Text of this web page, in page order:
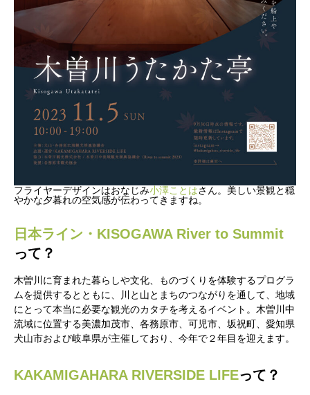
フライヤーデザインはおなじみ小澤ことはさん。美しい景観と穏
やかな夕暮れの空気感が伝わってきますね。
日本ライン・KISOGAWA River to Summit
って？
木曽川に育まれた暮らしや文化、ものづくりを体験するプログラ
ムを提供するとともに、川と山とまちのつながりを通して、地域
にとって本当に必要な観光のカタチを考えるイベント。木曽川中
流域に位置する美濃加茂市、各務原市、可児市、坂祝町、愛知県
犬山市および岐阜県が主催しており、今年で２年目を迎えます。
KAKAMIGAHARA RIVERSIDE LIFEって？